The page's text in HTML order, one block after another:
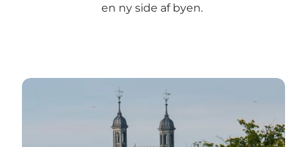
en ny side af byen.
Læs mere